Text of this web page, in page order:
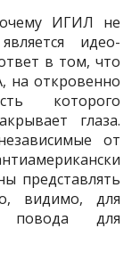
ИГИЛ не
идео­
в том, что
на откровенно
которого
глаза.
от
представлять
видимо, для
повода для